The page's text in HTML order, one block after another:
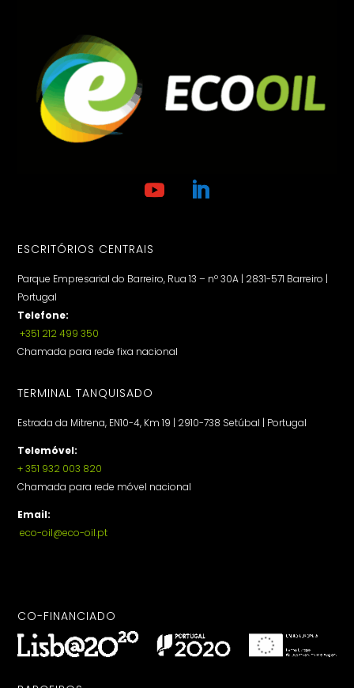
ESCRITÓRIOS CENTRAIS
Parque Empresarial do Barreiro, Rua 13 – nº 30A | 2831-571 Barreiro |
Portugal
Telefone:
+351 212 499 350
Chamada para rede fixa nacional
TERMINAL TANQUISADO
Estrada da Mitrena, EN10-4, Km 19 | 2910-738 Setúbal | Portugal
Telemóvel:
+ 351 932 003 820
Chamada para rede móvel nacional
Email:
eco-oil@eco-oil.pt
CO-FINANCIADO